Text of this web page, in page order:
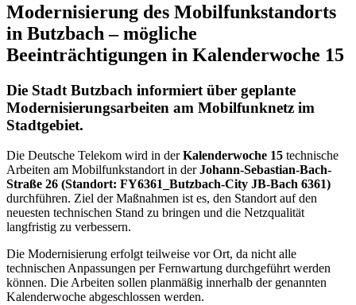
Modernisierung des Mobilfunkstandorts
in Butzbach – mögliche
Beeinträchtigungen in Kalenderwoche 15
Die Stadt Butzbach informiert über geplante
Modernisierungsarbeiten am Mobilfunknetz im
Stadtgebiet.
Die Deutsche Telekom wird in derKalenderwoche 15 technische
Arbeiten am Mobilfunkstandort in derJohann-Sebastian-Bach-
Straße 26 (Standort: FY6361_Butzbach-City JB-Bach 6361)
durchführen. Ziel der Maßnahmen ist es, den Standort auf den
neuesten technischen Stand zu bringen und die Netzqualität
langfristig zu verbessern.
Die Modernisierung erfolgt teilweise vor Ort, da nicht alle
technischen Anpassungen per Fernwartung durchgeführt werden
können. Die Arbeiten sollen planmäßig innerhalb der genannten
Kalenderwoche abgeschlossen werden.